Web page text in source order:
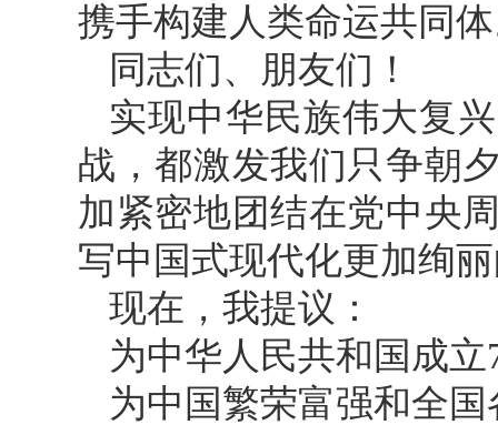
携手构建人类命运共同
同志们、朋友们！
实现中华民族伟大复
战，都激发我们只争朝
加紧密地团结在党中央
写中国式现代化更加绚
现在，我提议：
为中华人民共和国成立
为中国繁荣富强和全